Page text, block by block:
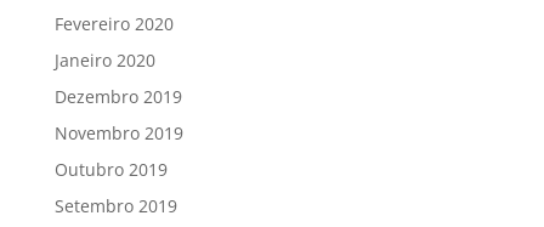
Fevereiro 2020
Janeiro 2020
Dezembro 2019
Novembro 2019
Outubro 2019
Setembro 2019